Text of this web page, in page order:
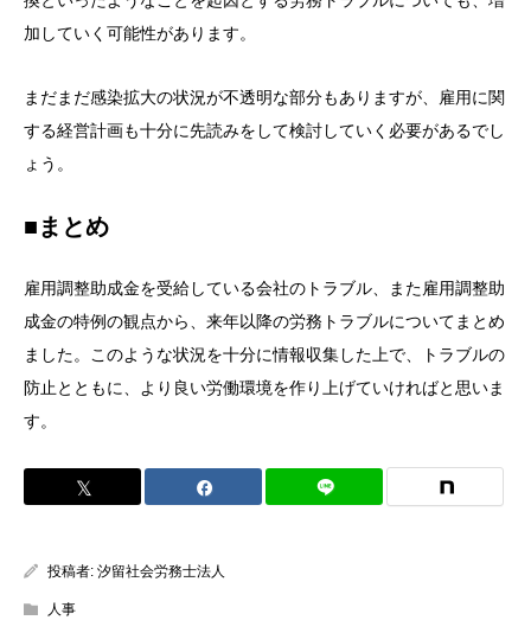
加していく可能性があります。
まだまだ感染拡大の状況が不透明な部分もありますが、雇用に関
する経営計画も十分に先読みをして検討していく必要があるでし
ょう。
■まとめ
雇用調整助成金を受給している会社のトラブル、また雇用調整助
成金の特例の観点から、来年以降の労務トラブルについてまとめ
ました。このような状況を十分に情報収集した上で、トラブルの
防止とともに、より良い労働環境を作り上げていければと思いま
す。
投稿者: 汐留社会労務士法人
人事